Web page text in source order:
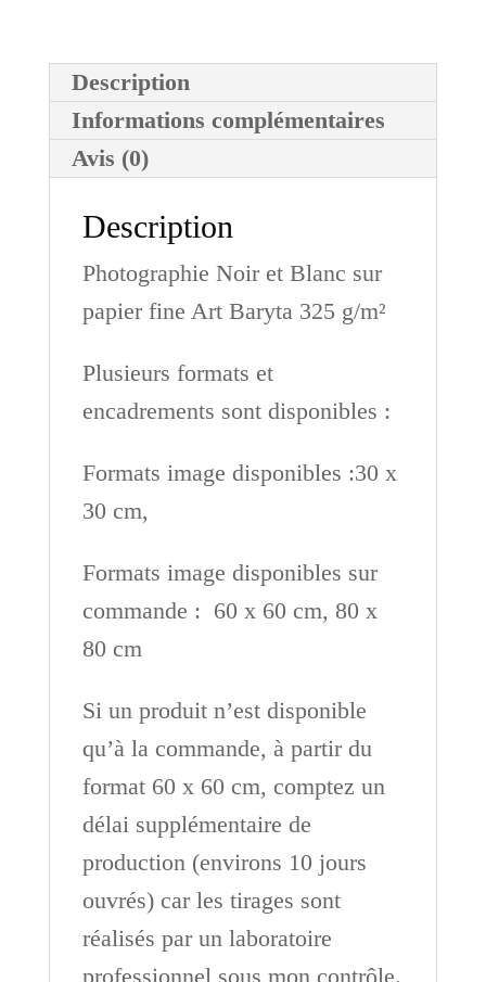
Description
Informations complémentaires
Avis (0)
Description
Photographie Noir et Blanc sur
papier fine Art Baryta 325 g/m²
Plusieurs formats et
encadrements sont disponibles :
Formats image disponibles :30 x
30 cm,
Formats image disponibles sur
commande : 60 x 60 cm, 80 x
80 cm
Si un produit n’est disponible
qu’à la commande, à partir du
format 60 x 60 cm, comptez un
délai supplémentaire de
production (environs 10 jours
ouvrés) car les tirages sont
réalisés par un laboratoire
professionnel sous mon contrôle.